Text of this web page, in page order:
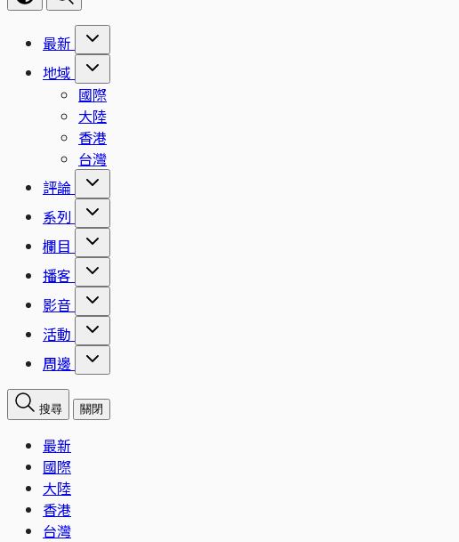
最新
地域
國際
大陸
香港
台灣
評論
系列
欄目
播客
影音
活動
周邊
搜尋 關閉
最新
國際
大陸
香港
台灣